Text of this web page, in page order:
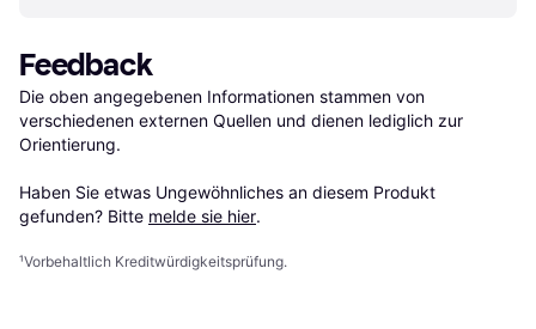
Feedback
Die oben angegebenen Informationen stammen von
verschiedenen externen Quellen und dienen lediglich zur
Orientierung.
Haben Sie etwas Ungewöhnliches an diesem Produkt
gefunden? Bitte melde sie hier.
¹Vorbehaltlich Kreditwürdigkeitsprüfung.